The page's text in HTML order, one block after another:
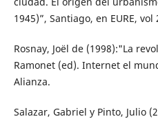
1945)”, Santiago, en EURE,
Rosnay, Joël de (1998):"La
Ramonet (ed). Internet el
Alianza.
Salazar, Gabriel y Pinto, Julio